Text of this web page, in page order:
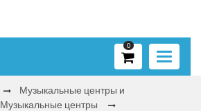
Toggle
0
Музыкальные центры и
Музыкальные центры